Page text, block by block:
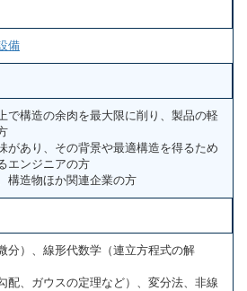
備
で構造の余肉を最大限に削り、製品の軽
があり、その背景や最適構造を得るため
エンジニアの方
構造物ほか関連企業の方
分）、線形代数学（連立方程式の解
配、ガウスの定理など）、変分法、非線